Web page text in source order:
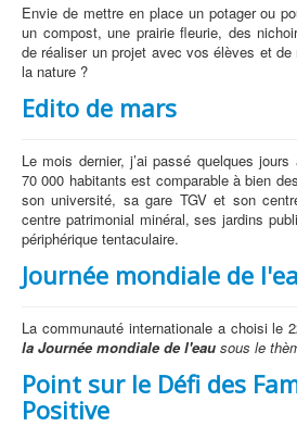
Envie de mettre en place un potager ou
un compost, une prairie fleurie, des
de réaliser un projet avec vos élèves et
la nature ?
Edito de mars
Le mois dernier, j’ai passé quelques
70 000 habitants est comparable à bien
son université, sa gare TGV et son
centre patrimonial minéral, ses jardins
périphérique tentaculaire.
Journée mondiale de
La communauté internationale a choisi le
la Journée mondiale de l'eau sous le
Point sur le Défi des
Positive